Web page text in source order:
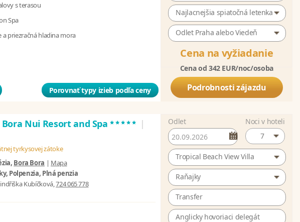
s terasou
Spa
a priezračná hladina mora
Porovnať typy izieb podľa ceny
Najlacnejšia spiatočná letenka
Odlet Praha alebo Viedeň
Cena na vyžiadanie
Cena od 342 EUR/noc/osoba
Podrobnosti zájazdu
Bora Nui Resort and Spa***** |
tyrkysovej zátoke
Bora Bora | Mapa
Polpenzia, Plná penzia
Kubíčková,724 065 778
Odlet
Noci v hoteli
7
Tropical Beach View Villa
Raňajky
Transfer
Anglicky hovoriaci delegát